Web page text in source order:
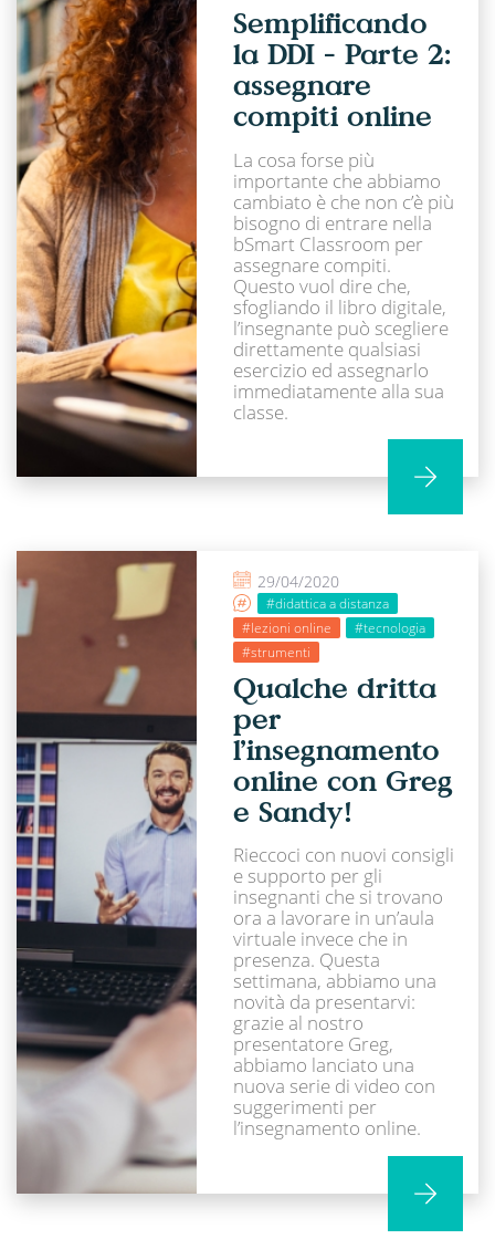
Semplificando
la DDI - Parte 2:
assegnare
compiti online
La cosa forse più
importante che abbiamo
cambiato è che non c’è più
bisogno di entrare nella
bSmart Classroom per
assegnare compiti.
Questo vuol dire che,
sfogliando il libro digitale,
l’insegnante può scegliere
direttamente qualsiasi
esercizio ed assegnarlo
immediatamente alla sua
classe.
29/04/2020
#didattica a distanza
#lezioni online
#tecnologia
#strumenti
Qualche dritta
per
l’insegnamento
online con Greg
e Sandy!
Rieccoci con nuovi consigli
e supporto per gli
insegnanti che si trovano
ora a lavorare in un’aula
virtuale invece che in
presenza. Questa
settimana, abbiamo una
novità da presentarvi:
grazie al nostro
presentatore Greg,
abbiamo lanciato una
nuova serie di video con
suggerimenti per
l’insegnamento online.